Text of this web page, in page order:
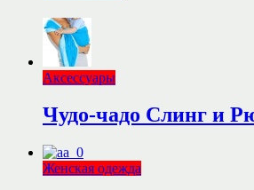
Аксессуары
Чудо-чадо Слинг и
Женская одежда